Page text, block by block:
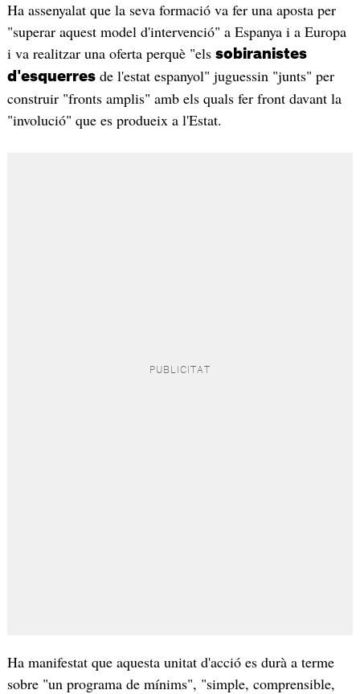
Ha assenyalat que la seva formació va fer una aposta per
"superar aquest model d'intervenció" a Espanya i a Europa
i va realitzar una oferta perquè "els sobiranistes
d'esquerresde l'estat espanyol" juguessin "junts" per
construir "fronts amplis" amb els quals fer front davant la
"involució" que es produeix a l'Estat.
Ha manifestat que aquesta unitat d'acció es durà a terme
sobre "un programa de mínims", "simple, comprensible,